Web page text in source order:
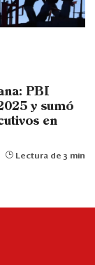
PBI
y sumó
en
Lectura de 3 min